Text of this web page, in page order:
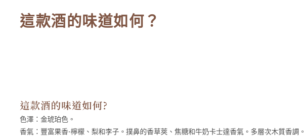
這款酒的味道如何？
這款酒的味道如何?
色澤： 金琥珀色。
香氣： 豐富果香-檸檬、梨和李子。撲鼻的香草莢、焦糖和牛奶卡士達香氣。多層次木質香調。